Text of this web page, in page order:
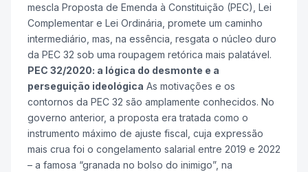
mescla Proposta de Emenda à Constituição (PEC), Lei
Complementar e Lei Ordinária, promete um caminho
intermediário, mas, na essência, resgata o núcleo duro
da PEC 32 sob uma roupagem retórica mais palatável.
PEC 32/2020: a lógica do desmonte e a
perseguição ideológica As motivações e os
contornos da PEC 32 são amplamente conhecidos. No
governo anterior, a proposta era tratada como o
instrumento máximo de ajuste fiscal, cuja expressão
mais crua foi o congelamento salarial entre 2019 e 2022
– a famosa “granada no bolso do inimigo”, na